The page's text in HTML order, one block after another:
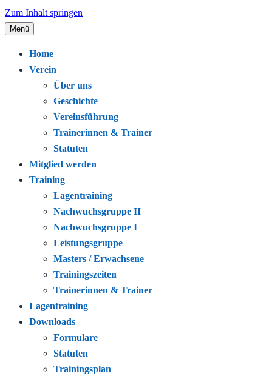
Zum Inhalt springen
Schwimmclub Bregenz
Leidenschaft.
Menü
Home
Verein
Über uns
Geschichte
Vereinsführung
Trainerinnen & Trainer
Statuten
Mitglied werden
Training
Lagentraining
Nachwuchsgruppe II
Nachwuchsgruppe I
Leistungsgruppe
Masters / Erwachsene
Trainingszeiten
Trainerinnen & Trainer
Lagentraining
Downloads
Formulare
Statuten
Trainingsplan